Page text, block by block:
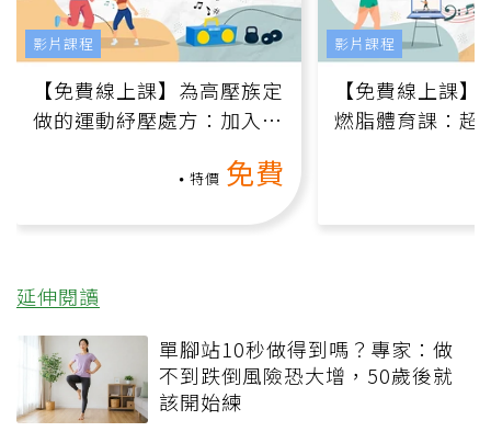
【免費線上課】為高壓族定
做的運動紓壓處方：加入行
特價 免費
影片課程
【免費線上課
燃脂體育課：超
影片課程
延伸閱讀
單腳站10秒做得到嗎？專家：做
不到跌倒風險恐大增，50歲後就
該開始練